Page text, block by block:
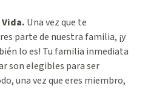
Una vez que te
parte de nuestra familia, ¡y
lo es! Tu familia inmediata
son elegibles para ser
una vez que eres miembro,